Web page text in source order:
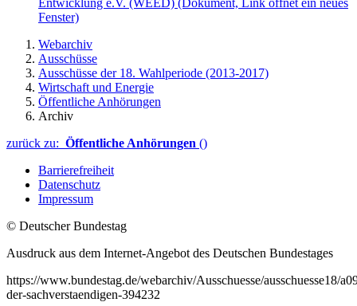
Fenster)
Webarchiv
Ausschüsse
Ausschüsse der 18. Wahlperiode (2013-2017)
Wirtschaft und Energie
Öffentliche Anhörungen
Archiv
zurück zu: Öffentliche Anhörungen ()
Barrierefreiheit
Datenschutz
Impressum
© Deutscher Bundestag
Ausdruck aus dem Internet-Angebot des Deutschen Bundestages
https://www.bundestag.de/webarchiv/Ausschuesse/ausschuesse18/
der-sachverstaendigen-394232